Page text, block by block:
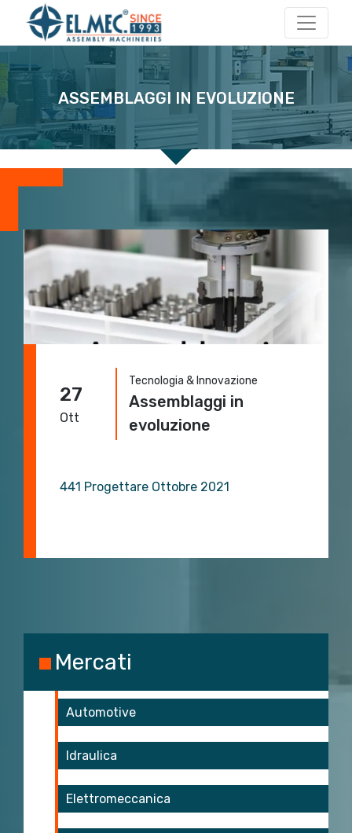
Navigazione principale
ASSEMBLAGGI IN EVOLUZIONE
27
Ott
Tecnologia & Innovazione
Assemblaggi in
evoluzione
441 Progettare Ottobre 2021
Mercati
Automotive
Idraulica
Elettromeccanica